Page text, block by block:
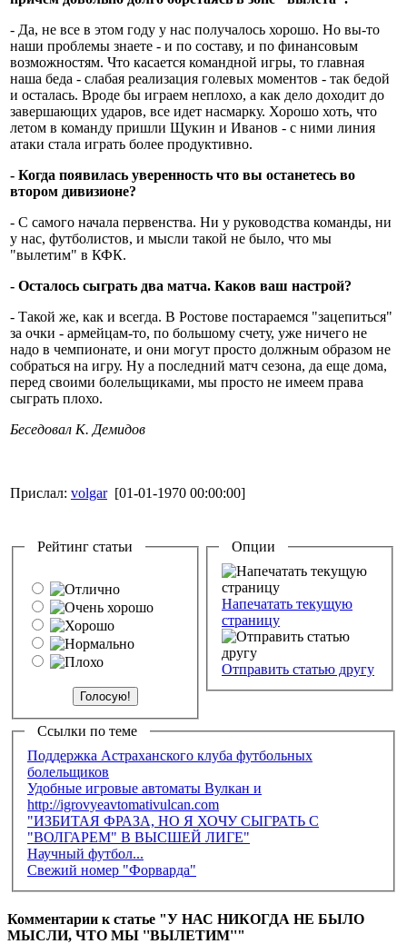
- Да, не все в этом году у нас получалось хорошо. Но вы-то
наши проблемы знаете - и по составу, и по финансовым
возможностям. Что касается командной игры, то главная
наша беда - слабая реализация голевых моментов - так бедой
и осталась. Вроде бы играем неплохо, а как дело доходит до
завершающих ударов, все идет насмарку. Хорошо хоть, что
летом в команду пришли Щукин и Иванов - с ними линия
атаки стала играть более продуктивно.
- Когда появилась уверенность что вы останетесь во
втором дивизионе?
- С самого начала первенства. Ни у руководства команды, ни
у нас, футболистов, и мысли такой не было, что мы
"вылетим" в КФК.
- Осталось сыграть два матча. Каков ваш настрой?
- Такой же, как и всегда. В Ростове постараемся "зацепиться"
за очки - армейцам-то, по большому счету, уже ничего не
надо в чемпионате, и они могут просто должным образом не
собраться на игру. Ну а последний матч сезона, да еще дома,
перед своими болельщиками, мы просто не имеем права
сыграть плохо.
Беседовал К. Демидов
Прислал: volgar [01-01-1970 00:00:00]
Рейтинг статьи Опции
Напечатать текущую
страницу
Отправить статью другу
Ссылки по теме
Поддержка Астраханского клуба футбольных
болельщиков
Удобные игровые автоматы Вулкан и
http://igrovyeavtomativulcan.com
"ИЗБИТАЯ ФРАЗА, НО Я ХОЧУ СЫГРАТЬ С
"ВОЛГАРЕМ" В ВЫСШЕЙ ЛИГЕ"
Научный футбол...
Свежий номер "Форварда"
Комментарии к статье "У НАС НИКОГДА НЕ БЫЛО
МЫСЛИ, ЧТО МЫ ''ВЫЛЕТИМ''"